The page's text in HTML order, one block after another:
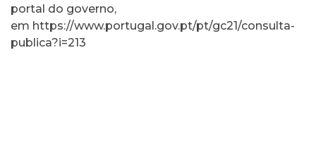
portal do governo,
em https://www.portugal.gov.pt/pt/gc21/consulta-
publica?i=213